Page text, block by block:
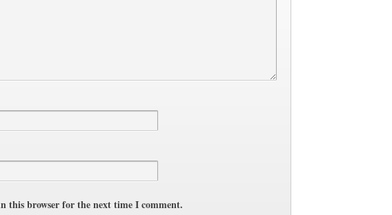
this browser for the next time I comment.